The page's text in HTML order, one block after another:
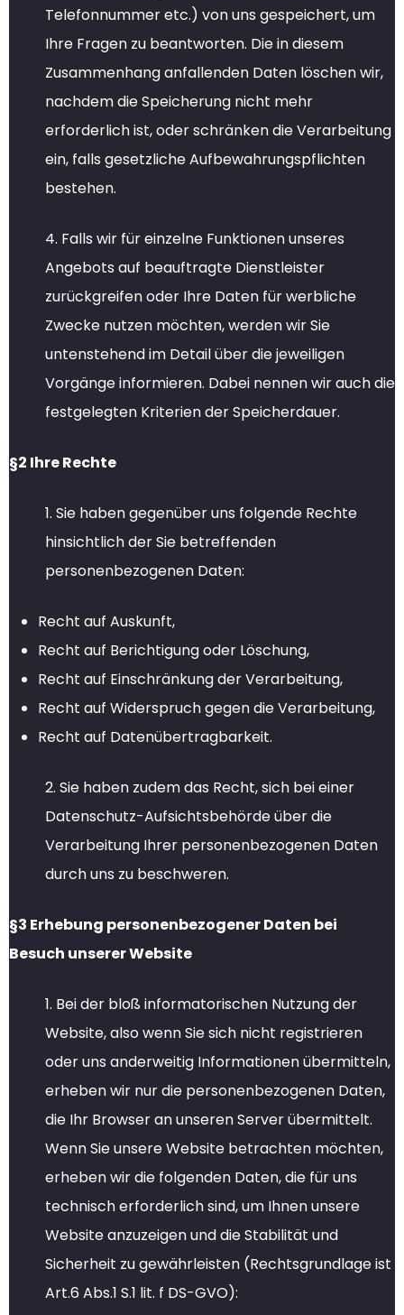
Telefonnummer etc.) von uns gespeichert, um
Ihre Fragen zu beantworten. Die in diesem
Zusammenhang anfallenden Daten löschen wir,
nachdem die Speicherung nicht mehr
erforderlich ist, oder schränken die Verarbeitung
ein, falls gesetzliche Aufbewahrungspflichten
bestehen.
4. Falls wir für einzelne Funktionen unseres
Angebots auf beauftragte Dienstleister
zurückgreifen oder Ihre Daten für werbliche
Zwecke nutzen möchten, werden wir Sie
untenstehend im Detail über die jeweiligen
Vorgänge informieren. Dabei nennen wir auch die
festgelegten Kriterien der Speicherdauer.
§2 Ihre Rechte
1. Sie haben gegenüber uns folgende Rechte
hinsichtlich der Sie betreffenden
personenbezogenen Daten:
Recht auf Auskunft,
Recht auf Berichtigung oder Löschung,
Recht auf Einschränkung der Verarbeitung,
Recht auf Widerspruch gegen die Verarbeitung,
Recht auf Datenübertragbarkeit.
2. Sie haben zudem das Recht, sich bei einer
Datenschutz-Aufsichtsbehörde über die
Verarbeitung Ihrer personenbezogenen Daten
durch uns zu beschweren.
§3 Erhebung personenbezogener Daten bei
Besuch unserer Website
1. Bei der bloß informatorischen Nutzung der
Website, also wenn Sie sich nicht registrieren
oder uns anderweitig Informationen übermitteln,
erheben wir nur die personenbezogenen Daten,
die Ihr Browser an unseren Server übermittelt.
Wenn Sie unsere Website betrachten möchten,
erheben wir die folgenden Daten, die für uns
technisch erforderlich sind, um Ihnen unsere
Website anzuzeigen und die Stabilität und
Sicherheit zu gewährleisten (Rechtsgrundlage ist
Art.6 Abs.1 S.1 lit. f DS-GVO):